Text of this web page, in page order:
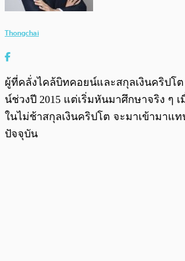
Thongchai
ผู้ที่คลั่งไคล้บิทคอยน์และสกุลเงินคริปโ
น์ช่วงปี 2015 แต่เริ่มหันมาศึกษาจริง ๆ เ
ในไม่ช้าสกุลเงินคริปโต จะมาเข้ามาแ
ปัจจุบัน